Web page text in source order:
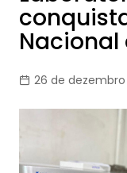
Nacional
26 de dezembro